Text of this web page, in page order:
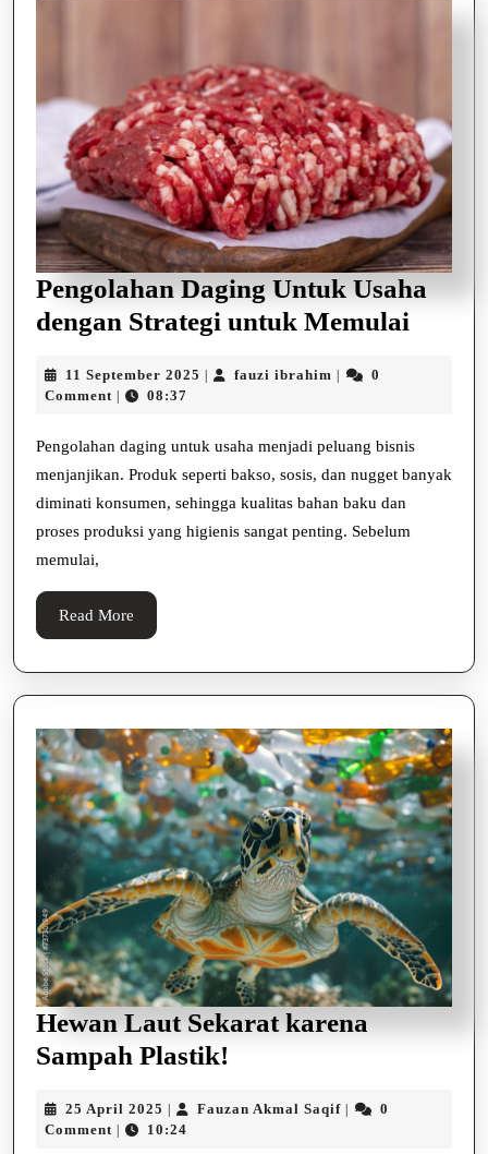
Pengolahan Daging Untuk Usaha
dengan Strategi untuk Memulai
11 September 2025 11
fauzi ibrahim fauzi 0
Comment
08:37
Pengolahan daging untuk usaha menjadi peluang bisnis
menjanjikan. Produk seperti bakso, sosis, dan nugget banyak
diminati konsumen, sehingga kualitas bahan baku dan
proses produksi yang higienis sangat penting. Sebelum
memulai,
Read More
More
Hewan Laut Sekarat karena
Sampah Plastik!
Sekarat
25 April 2025 25
April
| Fauzan Akmal SaqifFauzan
|
0
Comment | 10:24